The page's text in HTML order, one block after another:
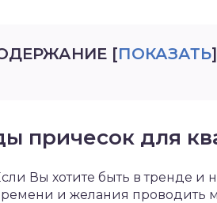
[ПОКАЗАТЬ]
причесок для
Вы хотите быть в тренде и
и желания проводить